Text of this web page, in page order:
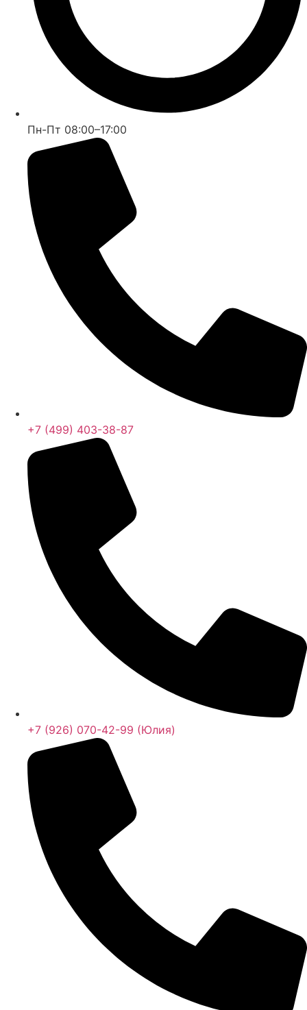
Бесплатный звонок
Пн-Пт 08:00–17:00
+7 (499) 403-38-87
+7 (926) 070-42-99 (Юлия)